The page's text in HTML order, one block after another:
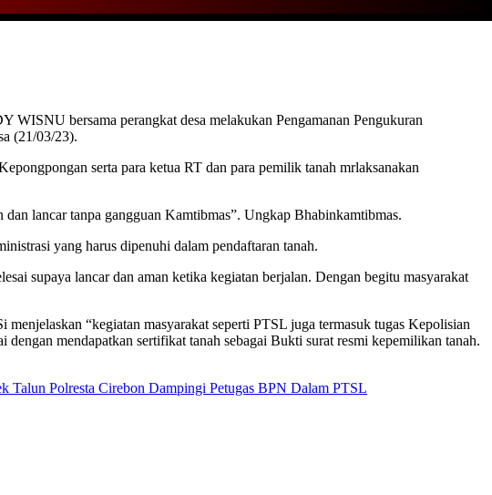
bersama perangkat desa melakukan Pengamanan Pengukuran
(21/03/23).
serta para ketua RT dan para pemilik tanah mrlaksanakan
lancar tanpa gangguan Kamtibmas”. Ungkap Bhabinkamtibmas.
yang harus dipenuhi dalam pendaftaran tanah.
supaya lancar dan aman ketika kegiatan berjalan. Dengan begitu masyarakat
“kegiatan masyarakat seperti PTSL juga termasuk tugas Kepolisian
mendapatkan sertifikat tanah sebagai Bukti surat resmi kepemilikan tanah.
Talun Polresta Cirebon Dampingi Petugas BPN Dalam PTSL